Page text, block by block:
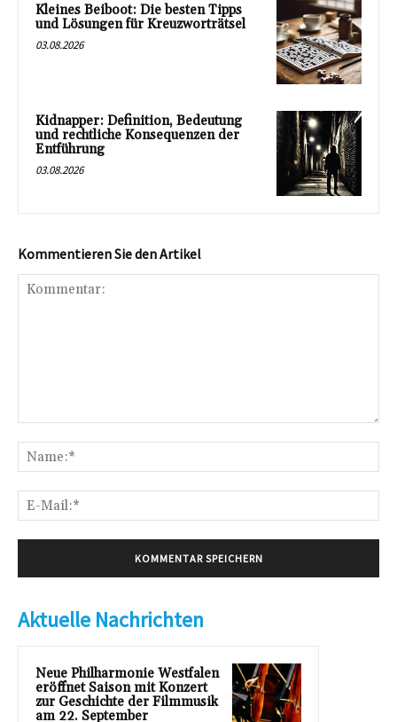
Kleines Beiboot: Die besten Tipps
und Lösungen für Kreuzworträtsel
03.08.2026
Kidnapper: Definition, Bedeutung
und rechtliche Konsequenzen der
Entführung
03.08.2026
Kommentieren Sie den Artikel
Aktuelle Nachrichten
Neue Philharmonie Westfalen
eröffnet Saison mit Konzert
zur Geschichte der Filmmusik
am 22. September